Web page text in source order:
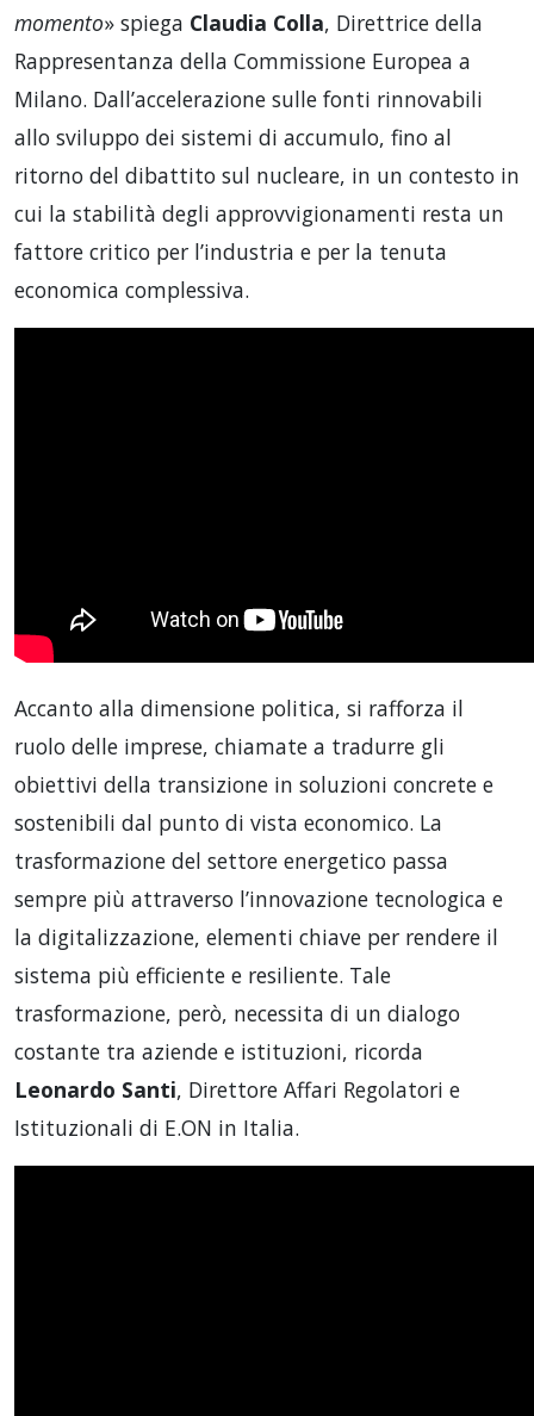
momento» spiega Claudia Colla, Direttrice della
Rappresentanza della Commissione Europea a
Milano. Dall’accelerazione sulle fonti rinnovabili
allo sviluppo dei sistemi di accumulo, fino al
ritorno del dibattito sul nucleare, in un contesto in
cui la stabilità degli approvvigionamenti resta un
fattore critico per l’industria e per la tenuta
economica complessiva.
Accanto alla dimensione politica, si rafforza il
ruolo delle imprese, chiamate a tradurre gli
obiettivi della transizione in soluzioni concrete e
sostenibili dal punto di vista economico. La
trasformazione del settore energetico passa
sempre più attraverso l’innovazione tecnologica e
la digitalizzazione, elementi chiave per rendere il
sistema più efficiente e resiliente. Tale
trasformazione, però, necessita di un dialogo
costante tra aziende e istituzioni, ricorda
Leonardo Santi, Direttore Affari Regolatori e
Istituzionali di E.ON in Italia.